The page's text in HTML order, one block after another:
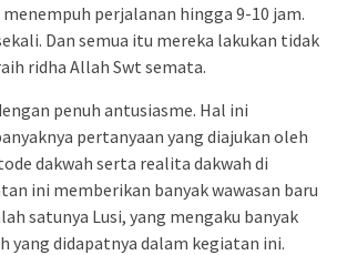
perjalanan hingga 9-10 jam.
Dan semua itu mereka lakukan tidak
ridha Allah Swt semata.
penuh antusiasme. Hal ini
pertanyaan yang diajukan oleh
dakwah serta realita dakwah di
ini memberikan banyak wawasan baru
satunya Lusi, yang mengaku banyak
yang didapatnya dalam kegiatan ini.